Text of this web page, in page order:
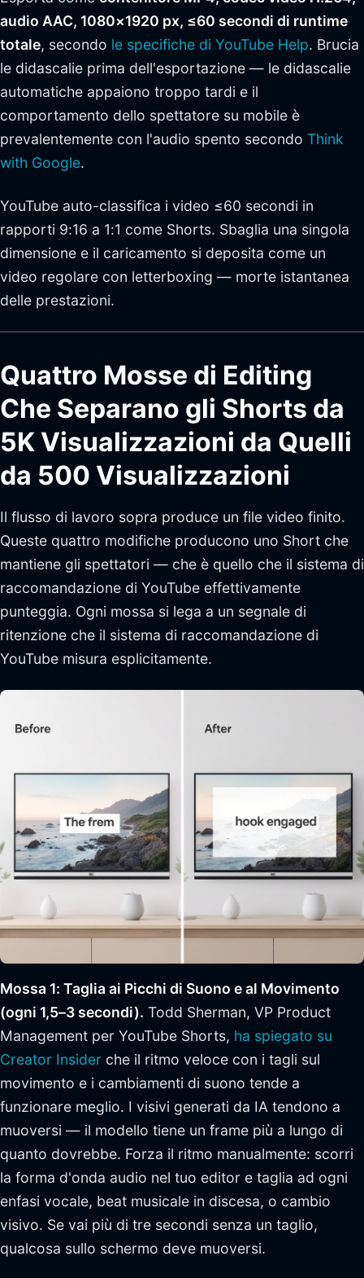
audio AAC, 1080×1920 px, ≤60 secondi di runtime
totale, secondo le specifiche di YouTube Help. Brucia
le didascalie prima dell'esportazione — le didascalie
automatiche appaiono troppo tardi e il
comportamento dello spettatore su mobile è
prevalentemente con l'audio spento secondo Think
with Google.
YouTube auto-classifica i video ≤60 secondi in
rapporti 9:16 a 1:1 come Shorts. Sbaglia una singola
dimensione e il caricamento si deposita come un
video regolare con letterboxing — morte istantanea
delle prestazioni.
Quattro Mosse di Editing
Che Separano gli Shorts da
5K Visualizzazioni da Quelli
da 500 Visualizzazioni
Il flusso di lavoro sopra produce un file video finito.
Queste quattro modifiche producono uno Short che
mantiene gli spettatori — che è quello che il sistema di
raccomandazione di YouTube effettivamente
punteggia. Ogni mossa si lega a un segnale di
ritenzione che il sistema di raccomandazione di
YouTube misura esplicitamente.
Mossa 1: Taglia ai Picchi di Suono e al Movimento
(ogni 1,5–3 secondi). Todd Sherman, VP Product
Management per YouTube Shorts, ha spiegato su
Creator Insider che il ritmo veloce con i tagli sul
movimento e i cambiamenti di suono tende a
funzionare meglio. I visivi generati da IA tendono a
muoversi — il modello tiene un frame più a lungo di
quanto dovrebbe. Forza il ritmo manualmente: scorri
la forma d'onda audio nel tuo editor e taglia ad ogni
enfasi vocale, beat musicale in discesa, o cambio
visivo. Se vai più di tre secondi senza un taglio,
qualcosa sullo schermo deve muoversi.